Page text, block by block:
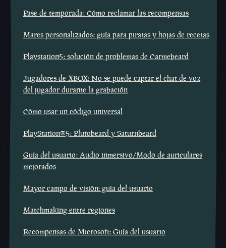
Pase de temporada: Cómo reclamar las recompensas
Mares personalizados: guía para piratas y hojas de recetas
Playstation5: solución de problemas de Carmebeard
Jugadores de XBOX: No se puede captar el chat de voz
del jugador durante la grabación
Cómo usar un código universal
PlayStation®5: Plutobeard y Saturnbeard
Guía del usuario: Audio inmersivo/Modo de auriculares
mejorados
Mayor campo de visión: guía del usuario
Matchmaking entre regiones
Recompensas de Microsoft: Guía del usuario